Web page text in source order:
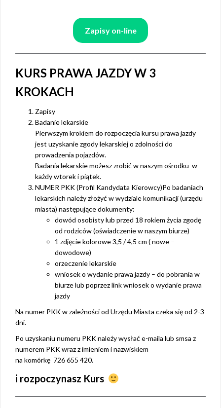
Zapisy on-line
KURS PRAWA JAZDY W 3
KROKACH
Zapisy
Badanie lekarskie
Pierwszym krokiem do rozpoczęcia kursu prawa jazdy
jest uzyskanie zgody lekarskiej o zdolności do
prowadzenia pojazdów.
Badania lekarskie możesz zrobić w naszym ośrodku w
każdy wtorek i piątek.
NUMER PKK (Profil Kandydata Kierowcy)Po badaniach
lekarskich należy złożyć w wydziale komunikacji (urzędu
miasta) następujące dokumenty:
dowód osobisty lub przed 18 rokiem życia zgodę
od rodziców (oświadczenie w naszym biurze)
1 zdjęcie kolorowe 3,5 / 4,5 cm ( nowe –
dowodowe)
orzeczenie lekarskie
wniosek o wydanie prawa jazdy – do pobrania w
biurze lub poprzez link wniosek o wydanie prawa
jazdy
Na numer PKK w zależności od Urzędu Miasta czeka się od 2-3
dni.
Po uzyskaniu numeru PKK należy wysłać e-maila lub smsa z
numerem PKK wraz z imieniem i nazwiskiem
na komórkę 726 655 420.
i rozpoczynasz Kurs